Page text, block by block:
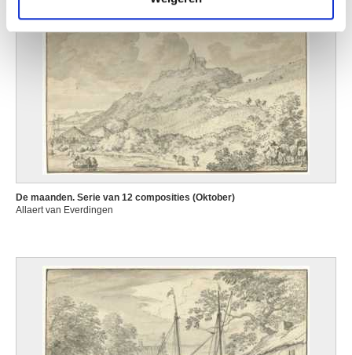
De maanden. Serie van 12 composities (Oktober)
Allaert van Everdingen